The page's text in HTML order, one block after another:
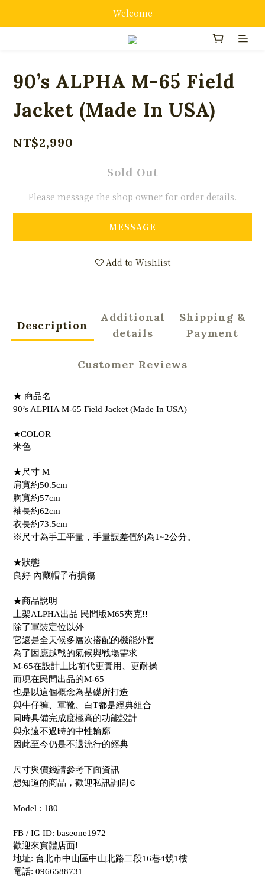
Welcome
90’s ALPHA M-65 Field
Jacket (Made In USA)
NT$2,990
Sold Out
Please message the shop owner for order details.
MESSAGE
Add to Wishlist
Description
Additional
details
Shipping &
Payment
Customer Reviews
★ 商品名
90’s ALPHA M-65 Field Jacket (Made In USA)
★COLOR
米色
★尺寸 M
肩寬約50.5cm
胸寬約57cm
袖長約62cm
衣長約73.5cm
※尺寸為手工平量，手量誤差值約為1~2公分。
★狀態
良好 內藏帽子有損傷
★商品說明
上架ALPHA出品 民間版M65夾克!!
除了軍裝定位以外
它還是全天候多層次搭配的機能外套
為了因應越戰的氣候與戰場需求
M-65在設計上比前代更實用、更耐操
而現在民間出品的M-65
也是以這個概念為基礎所打造
與牛仔褲、軍靴、白T都是經典組合
同時具備完成度極高的功能設計
與永遠不過時的中性輪廓
因此至今仍是不退流行的經典
尺寸與價錢請參考下面資訊
想知道的商品，歡迎私訊詢問☺
Model : 180
FB / IG ID: baseone1972
歡迎來實體店面!
地址: 台北市中山區中山北路二段16巷4號1樓
電話: 0966588731